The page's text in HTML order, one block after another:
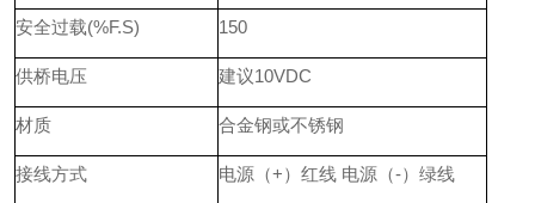
安全过载(%F.S) 150
供桥电压 建议10VDC
材质 合金钢或不锈钢
接线方式 电源（+）红线 电源（-）绿线